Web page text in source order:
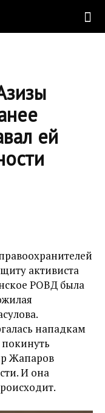
ей
активиста
РОВД была
нападкам
Жапаров
И она